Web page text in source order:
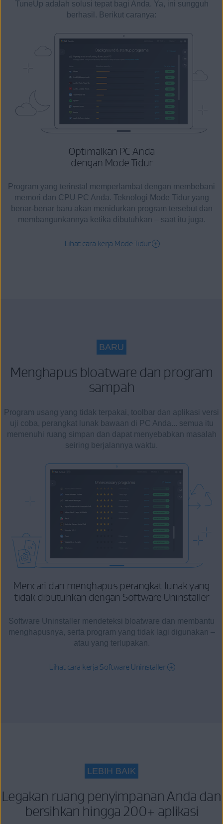
TuneUp adalah solusi tepat bagi Anda. Ya, ini sungguh
berhasil. Berikut caranya:
Optimalkan PC Anda
dengan Mode Tidur
Program yang terinstal memperlambat dengan membebani
memori dan CPU PC Anda. Teknologi Mode Tidur yang
benar-benar baru akan menidurkan program tersebut dan
membangunkannya ketika dibutuhkan – saat itu juga.
Lihat cara kerja Mode Tidur
BARU
Menghapus bloatware dan program
sampah
Program usang yang tidak terpakai, toolbar dan aplikasi versi
uji coba, perangkat lunak bawaan di PC Anda... semua itu
memenuhi ruang simpan dan dapat menyebabkan masalah
seiring berjalannya waktu.
Mencari dan menghapus perangkat lunak yang
tidak dibutuhkan dengan Software Uninstaller
Software Uninstaller mendeteksi bloatware dan membantu
menghapusnya, serta program yang tidak lagi digunakan –
atau yang terlupakan.
Lihat cara kerja Software Uninstaller
LEBIH BAIK
Legakan ruang penyimpanan Anda dan
bersihkan hingga 200+ aplikasi